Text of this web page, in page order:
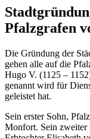
Pfalzgrafen
Die Gründung der
gehen alle auf die
Hugo V. (1125 –
genannt wird für
geleistet hat.
Sein erster Sohn,
Monfort. Sein zweiter